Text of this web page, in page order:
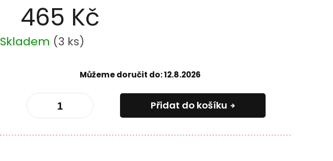
465 Kč
Měrná
cena:
Skladem (3 ks)
Můžeme doručit do:12.8.2026
Přidat do košíku